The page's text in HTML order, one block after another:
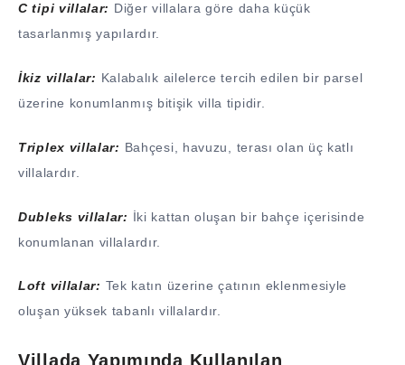
C tipi villalar: Diğer villalara göre daha küçük
tasarlanmış yapılardır.
İkiz villalar: Kalabalık ailelerce tercih edilen bir parsel
üzerine konumlanmış bitişik villa tipidir.
Triplex villalar: Bahçesi, havuzu, terası olan üç katlı
villalardır.
Dubleks villalar: İki kattan oluşan bir bahçe içerisinde
konumlanan villalardır.
Loft villalar: Tek katın üzerine çatının eklenmesiyle
oluşan yüksek tabanlı villalardır.
Villada Yapımında Kullanılan